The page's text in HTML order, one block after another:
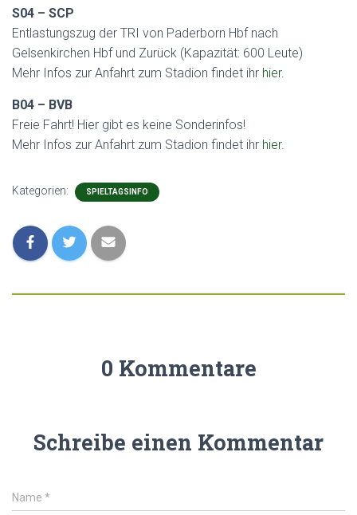
S04 – SCP
Entlastungszug der TRI von Paderborn Hbf nach
Gelsenkirchen Hbf und Zurück (Kapazität: 600 Leute)
Mehr Infos zur Anfahrt zum Stadion findet ihr hier.
B04 – BVB
Freie Fahrt! Hier gibt es keine Sonderinfos!
Mehr Infos zur Anfahrt zum Stadion findet ihr hier.
Kategorien: SPIELTAGSINFO
0 Kommentare
Schreibe einen Kommentar
Name *